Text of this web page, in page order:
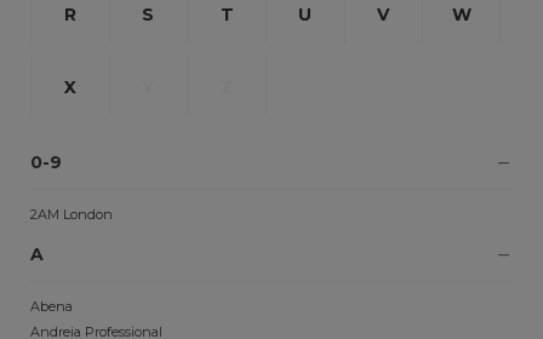
R S T U V W
X
0-9
2AM London
A
Abena
Andreia Professional